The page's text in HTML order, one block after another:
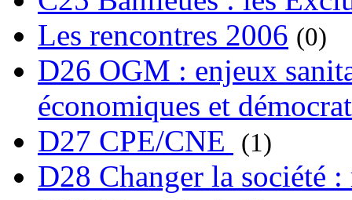
Les rencontres 2006 (0)
D26 OGM : enjeux
économiques et
D27 CPE/CNE
(1)
D28 Changer la société